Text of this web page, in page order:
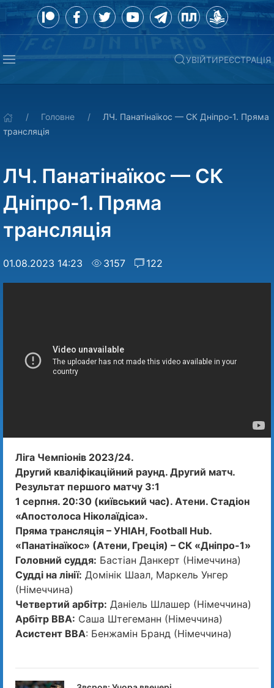
УВІЙТИРЕЄСТРАЦІЯ
Головне
ЛЧ. Панатінаїкос — СК Дніпро-1. Пряма
трансляція
ЛЧ. Панатінаїкос — СК
Дніпро-1. Пряма
трансляція
01.08.2023 14:23 3157 122
Ліга Чемпіонів 2023/24.
Другий кваліфікаційний раунд. Другий матч.
Результат першого матчу 3:1
1 серпня. 20:30 (київський час). Атени. Стадіон
«Апостолоса Ніколаїдіса».
Пряма трансляція – УНІАН, Football Hub.
«Панатінаїкос» (Атени, Греція) – СК «Дніпро-1»
Головний суддя: Бастіан Данкерт (Німеччина)
Судді на лінії: Домінік Шаал, Маркель Унгер
(Німеччина)
Четвертий арбітр: Даніель Шлашер (Німеччина)
Арбітр ВВА: Саша Штегеманн (Німеччина)
Асистент ВВА: Бенжамін Бранд (Німеччина)